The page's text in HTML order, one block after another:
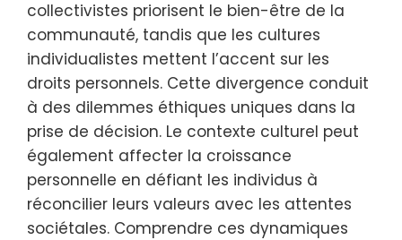
collectivistes priorisent le bien-être de la
communauté, tandis que les cultures
individualistes mettent l’accent sur les
droits personnels. Cette divergence conduit
à des dilemmes éthiques uniques dans la
prise de décision. Le contexte culturel peut
également affecter la croissance
personnelle en défiant les individus à
réconcilier leurs valeurs avec les attentes
sociétales. Comprendre ces dynamiques